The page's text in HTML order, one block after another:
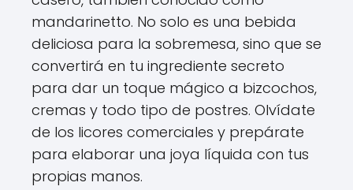
mandarinetto. No solo es una bebida
deliciosa para la sobremesa, sino que se
convertirá en tu ingrediente secreto
para dar un toque mágico a bizcochos,
cremas y todo tipo de postres. Olvídate
de los licores comerciales y prepárate
para elaborar una joya líquida con tus
propias manos.